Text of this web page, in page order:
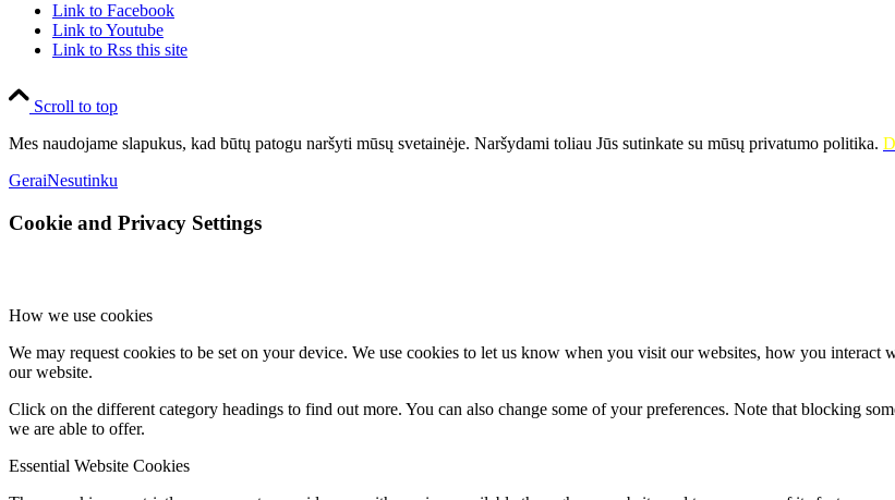
Link to Facebook
Link to Youtube
Link to Rss this site
Scroll to top
Mes naudojame slapukus, kad būtų patogu naršyti mūsų svetainėje. Naršydami toliau Jūs sutinkate su mūsų privatumo politika.
GeraiNesutinku
Cookie and Privacy Settings
How we use cookies
We may request cookies to be set on your device. We use cookies to let us know when you visit our websites, how you
our website.
Click on the different category headings to find out more. You can also change some of your preferences. Note that blocking
we are able to offer.
Essential Website Cookies